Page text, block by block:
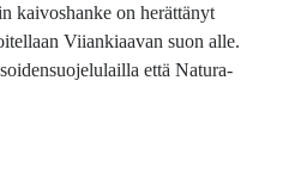
kaivoshanke on herättänyt
Viiankiaavan suon alle.
että Natura-